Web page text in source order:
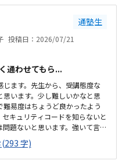
通塾生
投稿日：2026/07/21
通わせてもら...
ます。先生から、受講態度な
います。少し難しいかなと思
易度はちょうど良かったよう
キュリティコードを知らないと
題ないと思います。強いて言え
は思います。購入しなければ
必要なわけではないので、料
本人がやりたくて来ている子
字)